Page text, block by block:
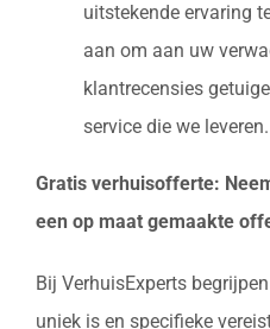
uitstekende ervaring
aan om aan uw
klantrecensies
service die we leveren.
Gratis verhuisofferte:
een op maat gemaakte
Bij VerhuisExperts
uniek is en specifieke